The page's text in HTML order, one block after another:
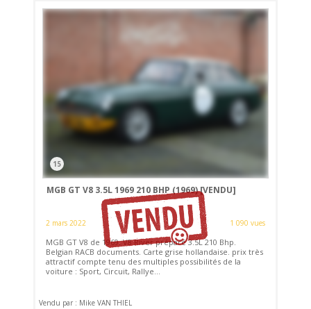
15
MGB GT V8 3.5L 1969 210 BHP (1969)[VENDU]
2 mars 2022 1 090 vues
MGB GT V8 de 1969. V8 River préparé 3.5L 210 Bhp.
Belgian RACB documents. Carte grise hollandaise. prix très
attractif compte tenu des multiples possibilités de la
voiture : Sport, Circuit, Rallye...
Vendu par : Mike VAN THIEL